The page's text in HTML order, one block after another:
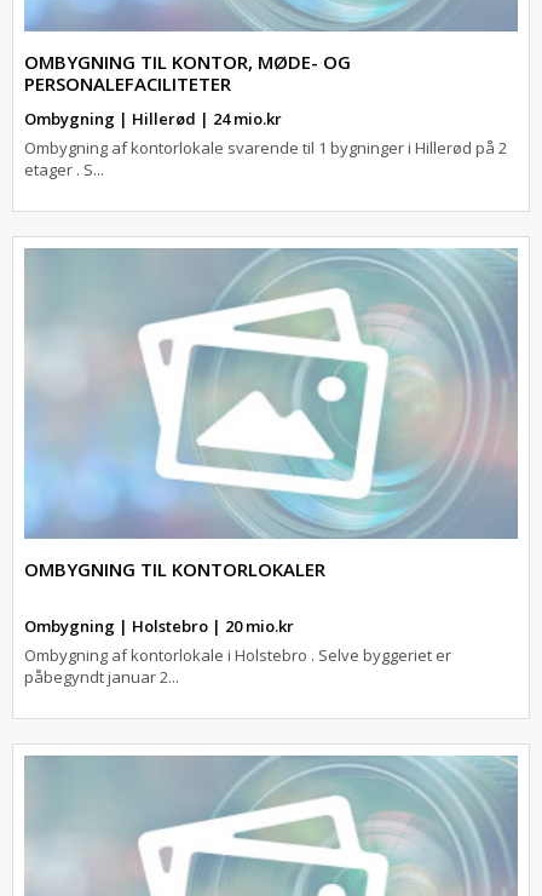
OMBYGNING TIL KONTOR, MØDE- OG
PERSONALEFACILITETER
Ombygning | Hillerød | 24 mio.kr
Ombygning af kontorlokale svarende til 1 bygninger i Hillerød på 2
etager . S...
OMBYGNING TIL KONTORLOKALER
Ombygning | Holstebro | 20 mio.kr
Ombygning af kontorlokale i Holstebro . Selve byggeriet er
påbegyndt januar 2...